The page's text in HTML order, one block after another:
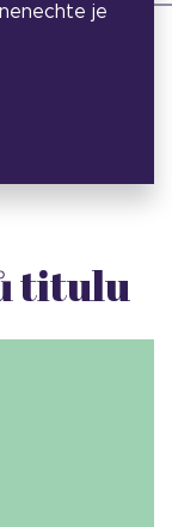
je
titulu